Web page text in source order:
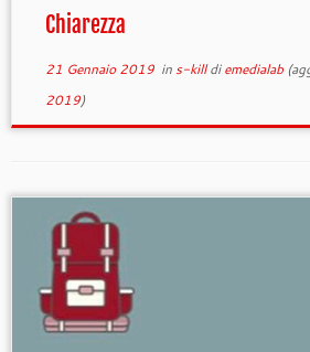
Chiarezza
21 Gennaio 2019in s-killdiemedialab
2019)